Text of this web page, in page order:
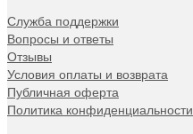
Служба поддержки
Вопросы и ответы
Отзывы
Условия оплаты и возврата
Публичная оферта
Политика конфиденциальности